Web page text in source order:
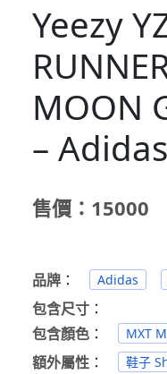
Yeezy
MOON
– Adidas
售價：15000
品牌 ： Adidas
包含尺寸 ：
包含顏色 ： MXT
額外屬性 ： 鞋子